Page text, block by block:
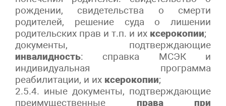
рождении, свидетельства о смерти
родителей, решение суда о лишении
родительских прав и т.п. и их ксерокопии;
документы, подтверждающие
инвалидность: справка МСЭК и
индивидуальная программа
реабилитации, и их ксерокопии;
2.5.4. иные документы, подтверждающие
преимущественные права при